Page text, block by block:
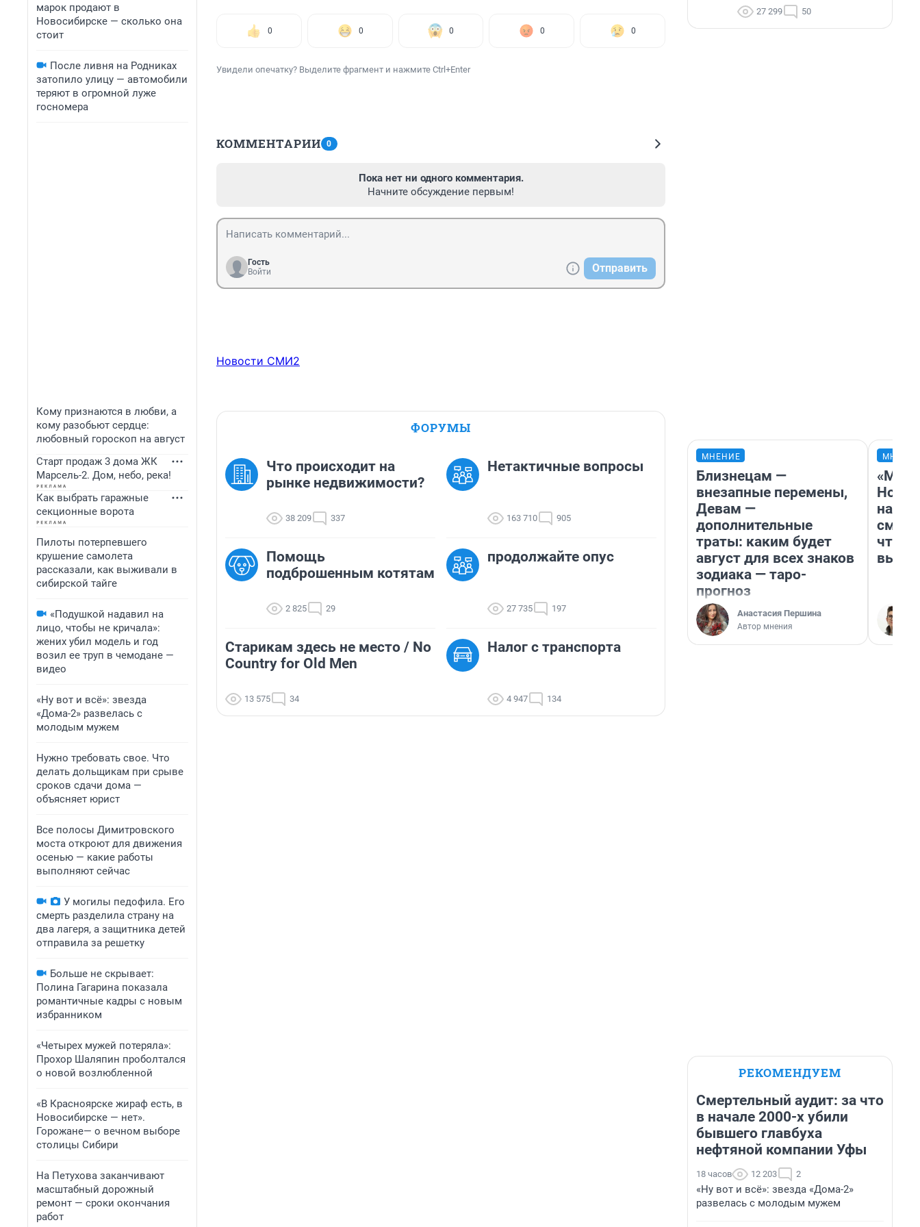
марок продают в
Новосибирске — сколько она
стоит
После ливня на Родниках
затопило улицу — автомобили
теряют в огромной луже
госномера
Кому признаются в любви, а
кому разобьют сердце:
любовный гороскоп на август
Старт продаж 3 дома ЖК
Марсель-2. Дом, небо, река!
Как выбрать гаражные
секционные ворота
Пилоты потерпевшего
крушение самолета
рассказали, как выживали в
сибирской тайге
«Подушкой надавил на
лицо, чтобы не кричала»:
жених убил модель и год
возил ее труп в чемодане —
видео
«Ну вот и всё»: звезда
«Дома-2» развелась с
молодым мужем
Нужно требовать свое. Что
делать дольщикам при срыве
сроков сдачи дома —
объясняет юрист
Все полосы Димитровского
моста откроют для движения
осенью — какие работы
выполняют сейчас
У могилы педофила. Его
смерть разделила страну на
два лагеря, а защитника детей
отправила за решетку
Больше не скрывает:
Полина Гагарина показала
романтичные кадры с новым
избранником
«Четырех мужей потеряла»:
Прохор Шаляпин проболтался
о новой возлюбленной
«В Красноярске жираф есть, в
Новосибирске — нет».
Горожане— о вечном выборе
столицы Сибири
На Петухова заканчивают
масштабный дорожный
ремонт — сроки окончания
работ
0 0 0 0 0
Увидели опечатку? Выделите фрагмент и нажмите Ctrl+Enter
КОММЕНТАРИИ 0
Пока нет ни одного комментария.
Начните обсуждение первым!
Гость
Войти
Отправить
Новости СМИ2
ФОРУМЫ
Что происходит на
рынке недвижимости?
38 209 337
Нетактичные вопросы
163 710 905
Помощь
подброшенным котятам
2 825 29
продолжайте опус
27 735 197
Старикам здесь не место / No
Country for Old Men
13 575 34
Налог с транспорта
4 947 134
27 299 50
МНЕНИЕ
Близнецам —
внезапные перемены,
Девам —
дополнительные
траты: каким будет
август для всех знаков
зодиака — таро-
прогноз
Анастасия Першина
Автор мнения
«Мы
РЕКОМЕНДУЕМ
Смертельный аудит: за что
в начале 2000-х убили
бывшего главбуха
нефтяной компании Уфы
18 часов 12 203 2
«Ну вот и всё»: звезда «Дома-2»
развелась с молодым мужем